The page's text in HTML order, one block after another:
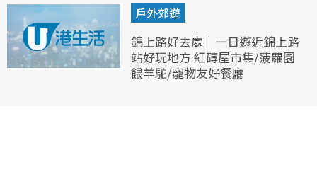
戶外郊遊
錦上路好去處｜一日遊近錦上路
站好玩地方 紅磚屋市集/菠蘿園
餵羊駝/寵物友好餐廳